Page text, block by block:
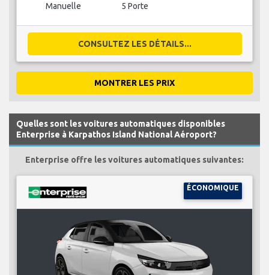
Manuelle 5 Porte
CONSULTEZ LES DÉTAILS...
MONTRER LES PRIX
Quelles sont les voitures automatiques disponibles
Enterprise à Karpathos Island National Aéroport?
Enterprise offre les voitures automatiques suivantes:
ÉCONOMIQUE